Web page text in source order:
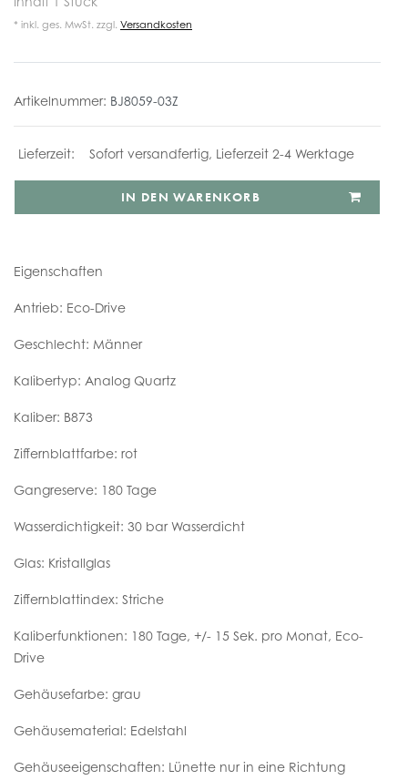
* inkl. ges. MwSt. zzgl. Versandkosten
Artikelnummer: BJ8059-03Z
Sofort versandfertig, Lieferzeit 2-4 Werktage
IN DEN WARENKORB
Eigenschaften
Antrieb: Eco-Drive
Geschlecht: Männer
Kalibertyp: Analog Quartz
Kaliber: B873
Ziffernblattfarbe: rot
Gangreserve: 180 Tage
Wasserdichtigkeit: 30 bar Wasserdicht
Glas: Kristallglas
Ziffernblattindex: Striche
Kaliberfunktionen: 180 Tage, +/- 15 Sek. pro Monat, Eco-
Drive
Gehäusefarbe: grau
Gehäusematerial: Edelstahl
Gehäuseeigenschaften: Lünette nur in eine Richtung